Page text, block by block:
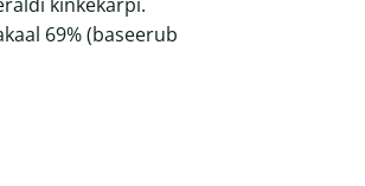
69% (baseerub